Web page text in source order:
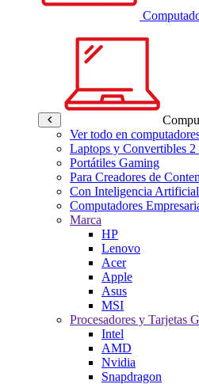
Ver todo en
Laptops y Convertibles 2
Portátiles Gaming
Para Creadores de
Con Inteligencia Artificial
Computadores
Marca
HP
Lenovo
Acer
Apple
Asus
MSI
Procesadores y Tarjetas
Intel
AMD
Nvidia
Snapdragon